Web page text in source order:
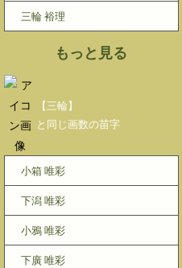
三輪 裕理
もっと見る
【三輪】
と同じ画数の苗字
小箱 唯彩
下潟 唯彩
小鴉 唯彩
下廣 唯彩